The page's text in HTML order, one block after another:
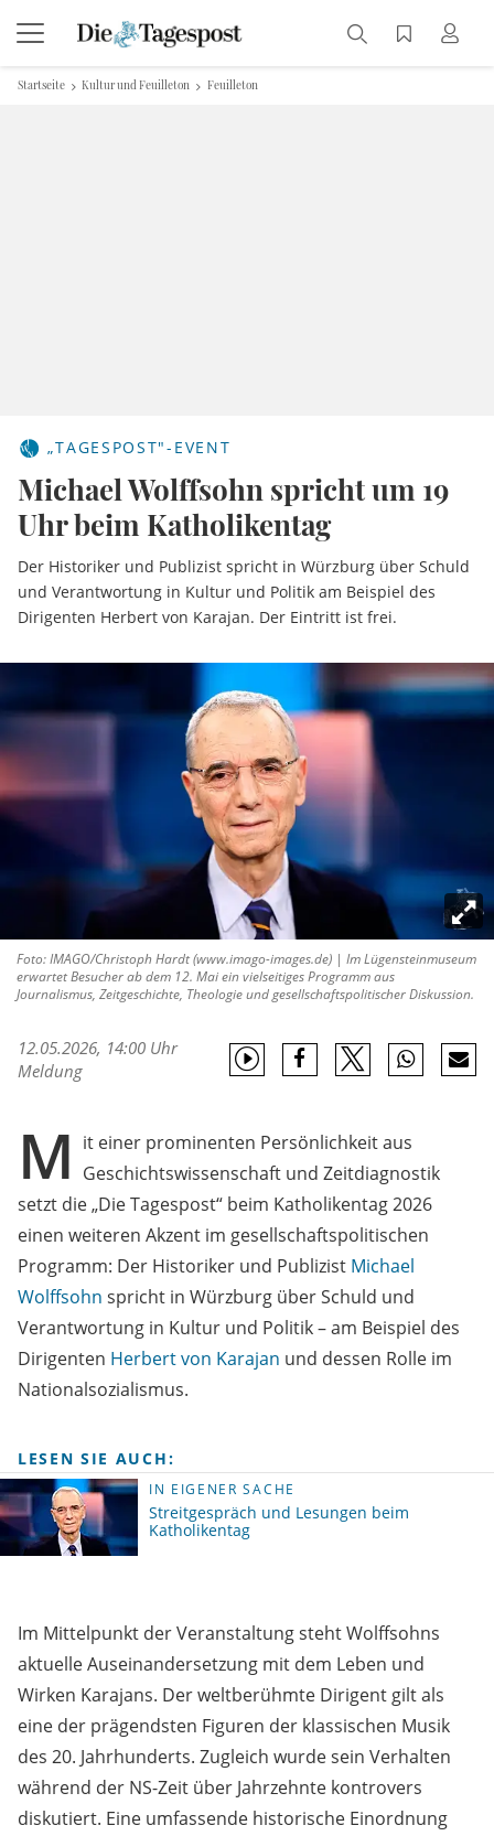
Startseite Kultur und Feuilleton Feuilleton
„TAGESPOST"-EVENT
Michael Wolffsohn spricht um 19
Uhr beim Katholikentag
Der Historiker und Publizist spricht in Würzburg über Schuld
und Verantwortung in Kultur und Politik am Beispiel des
Dirigenten Herbert von Karajan. Der Eintritt ist frei.
Foto: IMAGO/Christoph Hardt (www.imago-images.de) | Im Lügensteinmuseum
erwartet Besucher ab dem 12. Mai ein vielseitiges Programm aus
Journalismus, Zeitgeschichte, Theologie und gesellschaftspolitischer Diskussion.
12.05.2026, 14:00 Uhr
Meldung
M it einer prominenten Persönlichkeit aus
Geschichtswissenschaft und Zeitdiagnostik
setzt die „Die Tagespost“ beim Katholikentag 2026
einen weiteren Akzent im gesellschaftspolitischen
Programm: Der Historiker und Publizist Michael
Wolffsohn spricht in Würzburg über Schuld und
Verantwortung in Kultur und Politik – am Beispiel des
Dirigenten Herbert von Karajan und dessen Rolle im
Nationalsozialismus.
LESEN SIE AUCH:
IN EIGENER SACHE
Streitgespräch und Lesungen beim
Katholikentag
Im Mittelpunkt der Veranstaltung steht Wolffsohns
aktuelle Auseinandersetzung mit dem Leben und
Wirken Karajans. Der weltberühmte Dirigent gilt als
eine der prägendsten Figuren der klassischen Musik
des 20. Jahrhunderts. Zugleich wurde sein Verhalten
während der NS-Zeit über Jahrzehnte kontrovers
diskutiert. Eine umfassende historische Einordnung